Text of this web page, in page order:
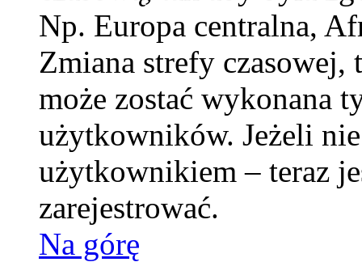
Np. Europa centralna,
Zmiana strefy
może zostać wykonana
użytkowników. Jeżeli
użytkownikiem – teraz
zarejestrować.
Na górę